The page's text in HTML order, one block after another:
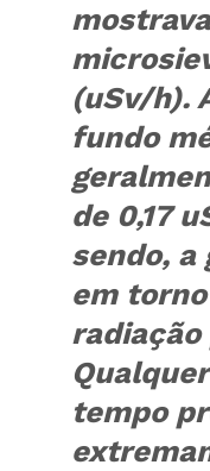
(uSv/h).
fundo
de 0,17
sendo, a
em
radiação
tempo